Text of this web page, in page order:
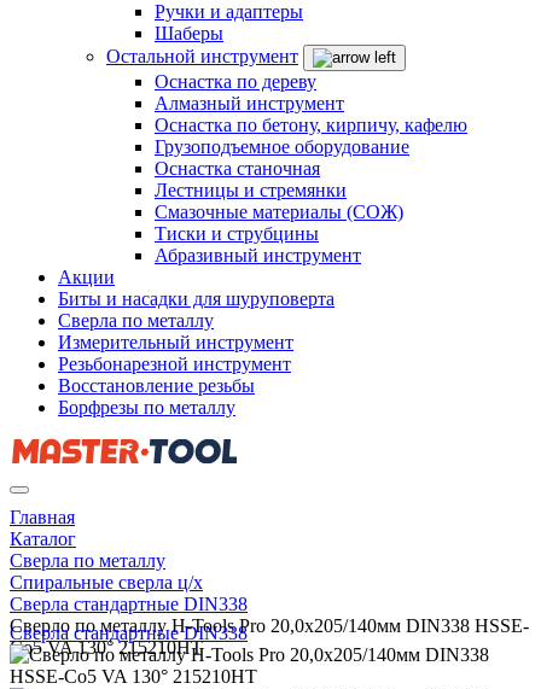
Ручки и адаптеры
Шаберы
Остальной инструмент
Оснастка по дереву
Алмазный инструмент
Оснастка по бетону, кирпичу, кафелю
Грузоподъемное оборудование
Оснастка станочная
Лестницы и стремянки
Смазочные материалы (СОЖ)
Тиски и струбцины
Абразивный инструмент
Акции
Биты и насадки для шуруповерта
Сверла по металлу
Измерительный инструмент
Резьбонарезной инструмент
Восстановление резьбы
Борфрезы по металлу
Главная
Каталог
Сверла по металлу
Спиральные сверла ц/х
Сверла стандартные DIN338
Сверло по металлу H-Tools Pro 20,0x205/140мм DIN338 HSSE-
Co5 VA 130° 215210HT
Сверла стандартные DIN338